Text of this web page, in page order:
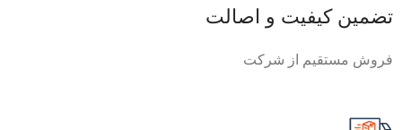
تضمین کیفیت و اصالت
فروش مستقیم از شرکت